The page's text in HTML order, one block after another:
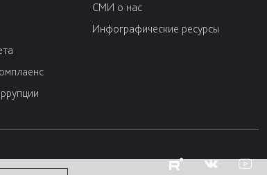
СМИ о нас
Инфографические ресурсы